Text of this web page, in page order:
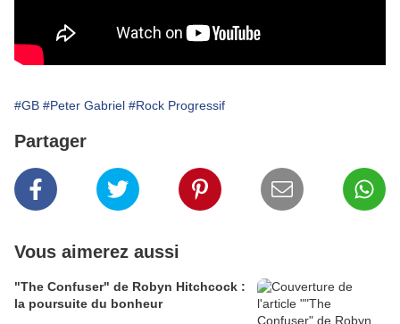
#GB #Peter Gabriel #Rock Progressif
Partager
Vous aimerez aussi
"The Confuser" de Robyn Hitchcock :
la poursuite du bonheur